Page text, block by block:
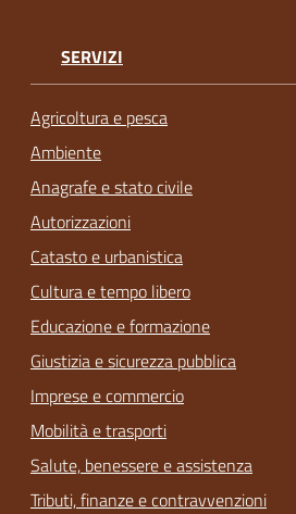
SERVIZI
Agricoltura e pesca
Ambiente
Anagrafe e stato civile
Autorizzazioni
Catasto e urbanistica
Cultura e tempo libero
Educazione e formazione
Giustizia e sicurezza pubblica
Imprese e commercio
Mobilità e trasporti
Salute, benessere e assistenza
Tributi, finanze e contravvenzioni